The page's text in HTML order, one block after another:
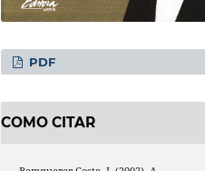
PDF
COMO CITAR